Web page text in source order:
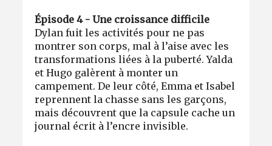
Épisode 4 - Une croissance difficile
Dylan fuit les activités pour ne pas
montrer son corps, mal à l’aise avec les
transformations liées à la puberté. Yalda
et Hugo galèrent à monter un
campement. De leur côté, Emma et Isabel
reprennent la chasse sans les garçons,
mais découvrent que la capsule cache un
journal écrit à l’encre invisible.